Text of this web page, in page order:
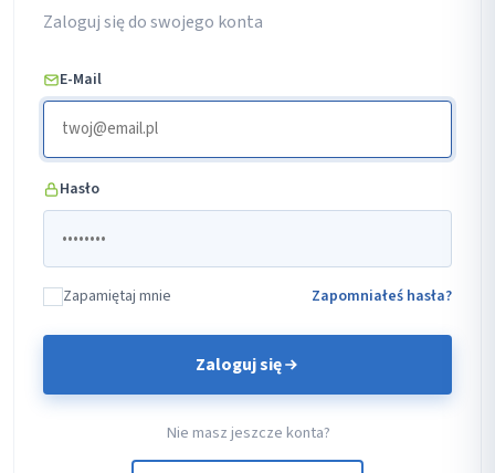
Zaloguj się do swojego konta
E-Mail
Hasło
Zapamiętaj mnie Zapomniałeś hasła?
Zaloguj się
Nie masz jeszcze konta?